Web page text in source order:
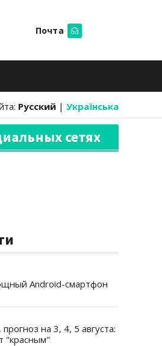
Почта
Русский | Українська
сетях
Android-смартфон
на 3, 4, 5 августа:
"красным"